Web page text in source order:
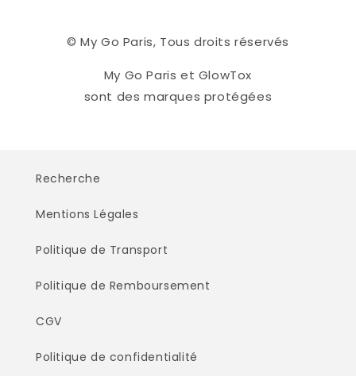
© My Go Paris, Tous droits réservés
My Go Paris et GlowTox
sont des marques protégées
Recherche
Mentions Légales
Politique de Transport
Politique de Remboursement
CGV
Politique de confidentialité